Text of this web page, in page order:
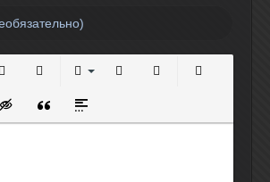
ссылку
смайликскрытого текста
Вставка цитаты
Вставка спойлера